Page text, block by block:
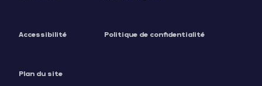
Accessibilité Politique de confidentialité
Plan du site